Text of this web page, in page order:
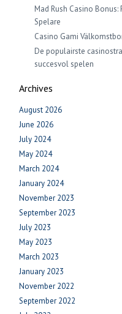
Mad Rush Casino
Spelare
Casino Gami
De populairste
succesvol spelen
Archives
August 2026
June 2026
July 2024
May 2024
March 2024
January 2024
November 2023
September 2023
July 2023
May 2023
March 2023
January 2023
November 2022
September 2022